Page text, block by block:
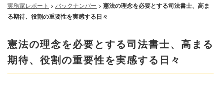
実務家レポート > バックナンバー > 憲法の理念を必要とする司法書士、高ま
る期待、役割の重要性を実感する日々
憲法の理念を必要とする司法書士、高まる
期待、役割の重要性を実感する日々